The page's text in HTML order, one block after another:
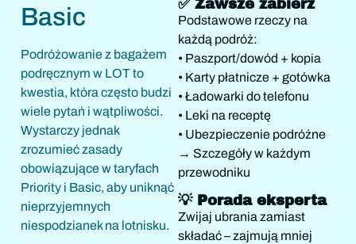
Basic
Podróżowanie z bagażem
podręcznym w LOT to
kwestia, która często budzi
wiele pytań i wątpliwości.
Wystarczy jednak
zrozumieć zasady
obowiązujące w taryfach
Priority i Basic, aby uniknąć
nieprzyjemnych
niespodzianek na lotnisku.
✅ Zawsze zabierz
Podstawowe rzeczy na
każdą podróż:
• Paszport/dowód + kopia
• Karty płatnicze + gotówka
• Ładowarki do telefonu
• Leki na receptę
• Ubezpieczenie podróżne
→ Szczegóły w każdym
przewodniku
💡 Porada eksperta
Zwijaj ubrania zamiast
składać – zajmują mniej